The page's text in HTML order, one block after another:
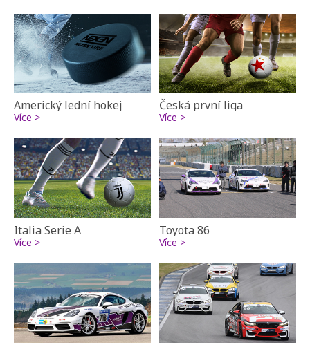
Americký lední hokej
Více >
Česká první liga
Více >
Italia Serie A
Více >
Toyota 86
Více >